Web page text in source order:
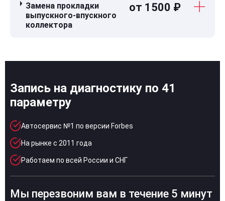
Замена прокладки
выпускного-впускного
коллектора
от 1500 ₽
Запись на диагностику по 41
параметру
Автосервис №1 по версии Forbes
На рынке с 2011 года
Работаем по всей России и СНГ
Мы перезвоним вам в течение 5 минут